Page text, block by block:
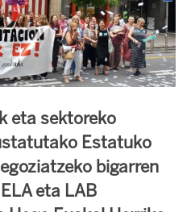
eta sektoreko
Estatuko
bigarren
eta LAB